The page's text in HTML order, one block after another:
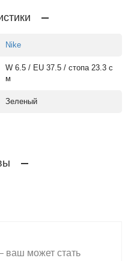
Nike
W 6.5 / EU 37.5 / стопа 23.3 с
м
Зеленый
ваш может стать